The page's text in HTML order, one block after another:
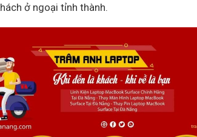
ở ngoại tỉnh thành.